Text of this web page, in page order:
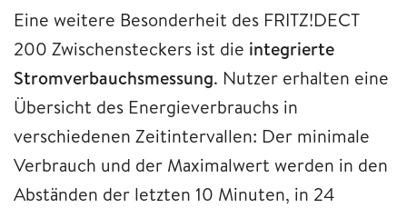
Eine weitere Besonderheit des FRITZ!DECT
200 Zwischensteckers ist die integrierte
Stromverbauchsmessung. Nutzer erhalten eine
Übersicht des Energieverbrauchs in
verschiedenen Zeitintervallen: Der minimale
Verbrauch und der Maximalwert werden in den
Abständen der letzten 10 Minuten, in 24